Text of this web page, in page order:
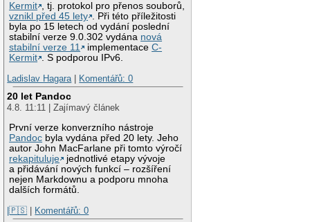
Kermit , tj. protokol pro přenos souborů,
vznikl před 45 lety . Při této příležitosti
byla po 15 letech od vydání poslední
stabilní verze 9.0.302 vydána nová
stabilní verze 11
implementaceC-
Kermit . S podporou IPv6.
Ladislav Hagara | Komentářů: 0
20 let Pandoc
4.8. 11:11 | Zajímavý článek
První verze konverzního nástroje
Pandoc byla vydána před 20 lety. Jeho
autor John MacFarlane při tomto výročí
rekapituluje
jednotlivé etapy vývoje
a přidávání nových funkcí – rozšíření
nejen Markdownu a podporu mnoha
dalších formátů.
|🇵🇸 | Komentářů: 0